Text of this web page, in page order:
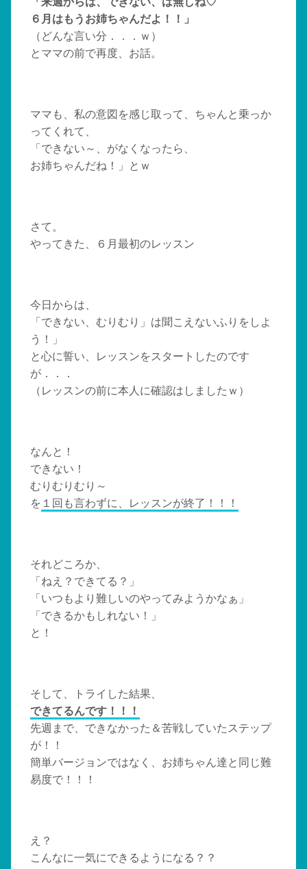
６月はもうお姉ちゃんだよ！！」
（どんな言い分．．．ｗ）
とママの前で再度、お話。
ママも、私の意図を感じ取って、ちゃんと乗っか
ってくれて、
「できない～、がなくなったら、
お姉ちゃんだね！」とｗ
さて。
やってきた、６月最初のレッスン
今日からは、
「できない、むりむり」は聞こえないふりをしよ
う！」
と心に誓い、レッスンをスタートしたのです
が．．．
（レッスンの前に本人に確認はしましたｗ）
なんと！
できない！
むりむりむり～
を １回も言わずに、レッスンが終了！！！
それどころか、
「ねえ？できてる？」
「いつもより難しいのやってみようかなぁ」
「できるかもしれない！」
と！
そして、トライした結果、
できてるんです！！！
先週まで、できなかった＆苦戦していたステップ
が！！
簡単バージョンではなく、お姉ちゃん達と同じ難
易度で！！！
え？
こんなに一気にできるようになる？？